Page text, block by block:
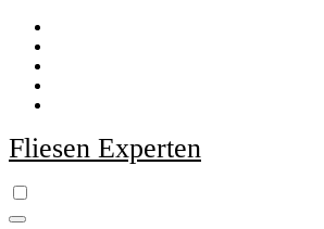
Zum
Inhalt
springen
Fliesen Experten